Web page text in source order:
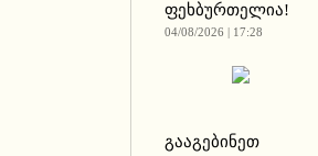
ფეხბურთელია!
04/08/2026 | 17:28
გააგებინეთ